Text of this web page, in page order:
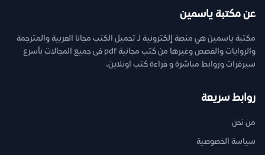
عن مكتبة ياسمين
مكتبة ياسمين هي منصة إلكترونية لـ تحميل الكتب مجانا العربية والمترجمة
والروايات والقصص وغيرها من كتب مجانية pdf فى جميع المجالات بأسرع
سيرفرات وروابط مباشرة و قراءة كتب اونلاين.
روابط سريعة
من نحن
سياسة الخصوصية